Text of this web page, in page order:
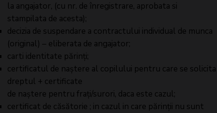
la angajator, (cu nr. de înregistrare, aprobata si
stampilata de acesta);
decizia de suspendare a contractului individual de munca
(original) – eliberata de angajator;
carti identitate părinți;
certificatul de naștere al copilului pentru care se solicita
dreptul + certificate
de naștere pentru frați/surori, daca este cazul;
certificat de căsătorie ; in cazul in care părinții nu sunt